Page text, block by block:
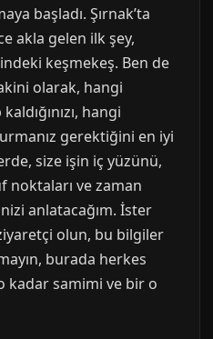
başladı. Şırnak’ta
akla gelen ilk şey,
keşmekeş. Ben de
olarak, hangi
hangi
gerektiğini en iyi
size işin iç yüzünü,
noktaları ve zaman
anlatacağım. İster
olun, bu bilgiler
burada herkes
kadar samimi ve bir o